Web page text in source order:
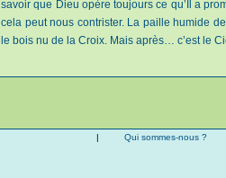
savoir que Dieu opère toujours ce qu’Il a
cela peut nous contrister. La paille humide
le bois nu de la Croix. Mais après… c’est le
| Qui sommes-nous ?